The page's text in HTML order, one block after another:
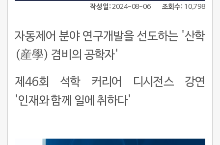
작성일 2024-08-06 조회수 10,798
자동제어 분야 연구개발을 선도하는 '산학
(産學) 겸비의 공학자'
제46회 석학 커리어 디시전스 강연
'인재와 함께 일에 취하다'